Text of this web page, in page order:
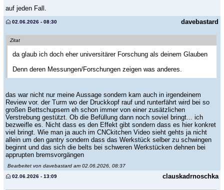
auf jeden Fall.
davebastard
02.06.2026 - 08:30
Zitat
da glaub ich doch eher universitärer Forschung als deinem Glauben
Denn deren Messungen/Forschungen zeigen was anderes.
das war nicht nur meine Aussage sondern kam auch in irgendeinem
Review vor. der Turm wo der Druckkopf rauf und runterfährt wird bei so
großen Bettschupsern eh schon immer von einer zusätzlichen
Verstrebung gestützt. Ob die Befüllung dann noch soviel bringt... ich
bezweifle es. Nicht dass es den Effekt gibt sondern dass es hier konkret
viel bringt. Wie man ja auch im CNCkitchen Video sieht gehts ja nicht
allein um den gantry sondern dass das Werkstück selber zu schwingen
beginnt und das sich die belts bei schweren Werkstücken dehnen bei
apprupten bremsvorgängen
Bearbeitet von davebastard am 02.06.2026, 08:37
clauskadrnoschka
02.06.2026 - 13:09